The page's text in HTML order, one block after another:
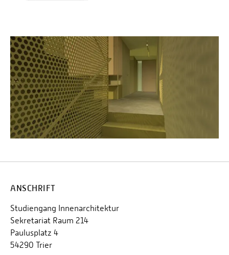
ANSCHRIFT
Studiengang Innenarchitektur
Sekretariat Raum 214
Paulusplatz 4
54290 Trier